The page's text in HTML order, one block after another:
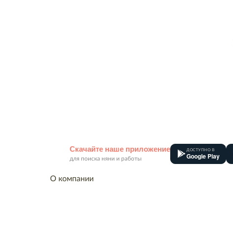
Скачайте наше приложение
для поиска няни и работы
ДОСТУПНО В
Google Play
О компании